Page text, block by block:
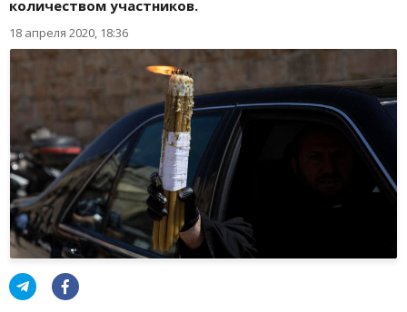
количеством участников.
18 апреля 2020, 18:36